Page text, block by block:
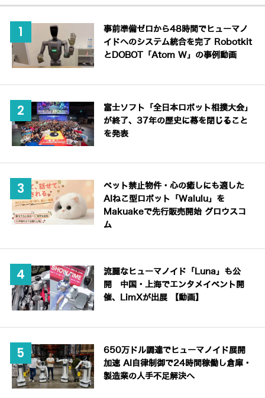
事前準備ゼロから48時間でヒューマノ
イドへのシステム統合を完了 Robotkit
とDOBOT「Atom W」の事例動画
富士ソフト「全日本ロボット相撲大会」
が終了、37年の歴史に幕を閉じること
を発表
ペット禁止物件・心の癒しにも適した
AIねこ型ロボット「Walulu」を
Makuakeで先行販売開始 グロウスコ
ム
流麗なヒューマノイド「Luna」も公
開 中国・上海でエンタメイベント開
催、LimXが出展 【動画】
650万ドル調達でヒューマノイド展開
加速 AI自律制御で24時間稼働し倉庫・
製造業の人手不足解決へ